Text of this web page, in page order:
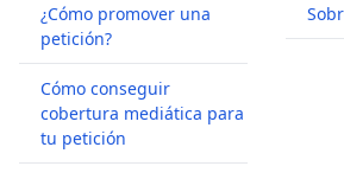
¿Cómo promover una
petición?
Cómo conseguir
cobertura mediática para
tu petición